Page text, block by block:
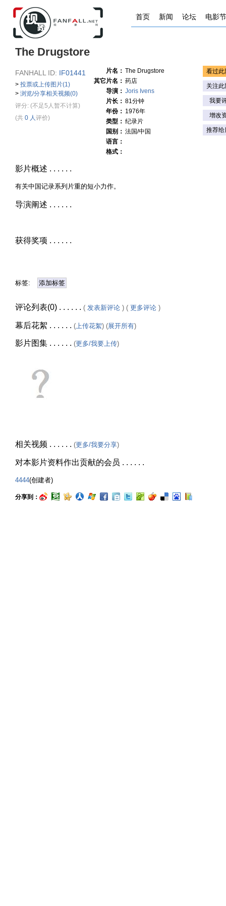
首页 新闻 论坛 电影节
The Drugstore
FANHALL ID: IF01441
> 投票或上传图片(1)
> 浏览/分享相关视频(0)
评分: (不足5人暂不计算)
(共 0 人评价)
片名： The Drugstore
其它片名： 药店
导演： Joris Ivens
片长： 81分钟
年份： 1976年
类型： 纪录片
国别： 法国/中国
语言：
格式：
看过此
关注此
我要
增改
推荐给
影片概述 . . . . . .
有关中国记录系列片重的短小力作。
导演阐述 . . . . . .
获得奖项 . . . . . .
标签: 添加标签
评论列表(0) . . . . . . ( 发表新评论 ) ( 更多评论 )
幕后花絮 . . . . . . ( 上传花絮) ( 展开所有)
影片图集 . . . . . . (更多/我要上传)
相关视频 . . . . . . (更多/我要分享)
对本影片资料作出贡献的会员 . . . . . .
4444(创建者)
分享到：